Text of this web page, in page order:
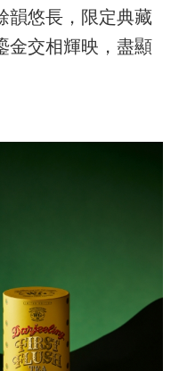
韻悠長，限定典藏
金交相輝映，盡顯